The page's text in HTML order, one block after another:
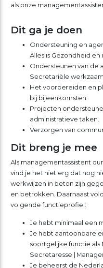
als onze
Dit ga je doen
Ondersteuning en
Alles is Gezondheid en
Ondersteunen van de
Secretariële
Het voorbereiden en
bij bijeenkomsten.
Projecten
administratieve taken.
Verzorgen van
Dit breng je mee
Als managementassistent
vind je het niet erg dat nog
werkwijzen in beton zijn
en betrokken. Daarnaast
volgende functieprofiel:
Je hebt minimaal een
Je hebt aantoonbare
soortgelijke functie
Secretaresse |
Je beheerst de